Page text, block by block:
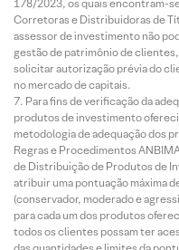
178/2023, os quais encontram-
Corretoras e Distribuidoras de
assessor de investimento não
gestão de patrimônio de
solicitar autorização prévia do
no mercado de capitais.
Para fins de verificação da
produtos de investimento
metodologia de adequação dos
Regras e Procedimentos
de Distribuição de Produtos de
atribuir uma pontuação máxima
(conservador, moderado e
para cada um dos produtos
todos os clientes possam ter